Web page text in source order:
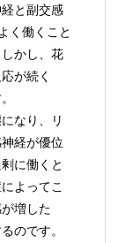
と副交感
く働くこと
かし、花
が続く
なり、リ
経が優位
に働くと
よってこ
増した
のです。